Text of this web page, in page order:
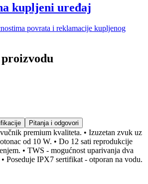
kupljeni uređaj
povrata i reklamacije kupljenog
Pitanja i odgovori
premium kvaliteta. • Izuzetan zvuk uz
od 10 W. • Do 12 sati reprodukcije
• TWS - mogućnost uparivanja dva
Poseduje IPX7 sertifikat - otporan na vodu.